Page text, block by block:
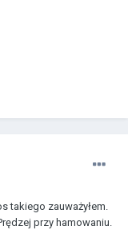
takiego zauważyłem.
przy hamowaniu.